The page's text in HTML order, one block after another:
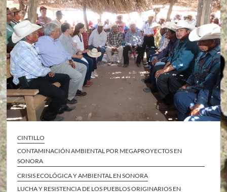
CINTILLO
CONTAMINACIÓN AMBIENTAL POR MEGAPROYECTOS EN
SONORA
CRISIS ECOLÓGICA Y AMBIENTAL EN SONORA
LUCHA Y RESISTENCIA DE LOS PUEBLOS ORIGINARIOS EN